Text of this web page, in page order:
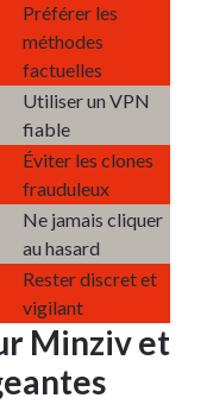
Préférer les
méthodes
factuelles
Utiliser un VPN
fiable
Éviter les clones
frauduleux
Ne jamais cliquer
au hasard
Rester discret et
vigilant
Minziv et